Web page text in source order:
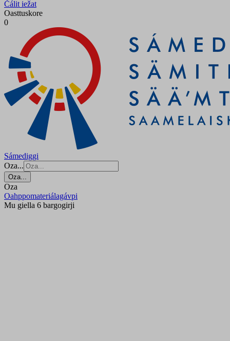
Čálit iežat
Oasttuskore
0
Sámediggi
Oza...
Oza...
Oza
Oahppomateriálagávpi
Mu giella 6 bargogirji